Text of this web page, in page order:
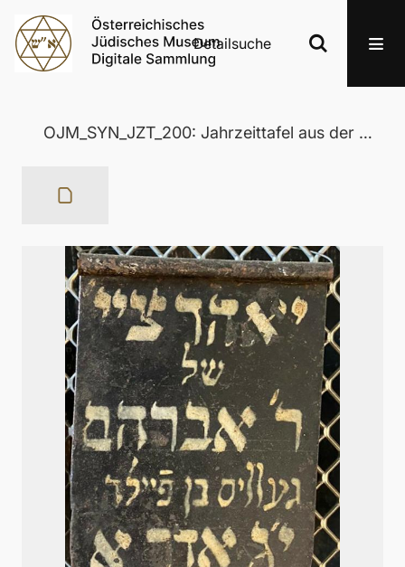
Detailsuche
OJM_SYN_JZT_200: Jahrzeittafel aus der Wertheimer Synagoge in Eisenstadt